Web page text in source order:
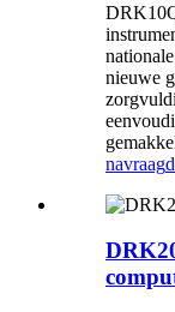
nieuwe
navraag